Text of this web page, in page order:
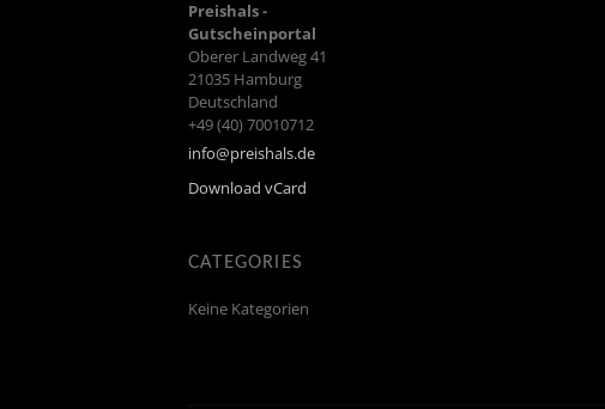
Preishals -
Gutscheinportal
Oberer Landweg 41
21035 Hamburg
Deutschland
+49 (40) 70010712
info@preishals.de
Download vCard
CATEGORIES
Keine Kategorien